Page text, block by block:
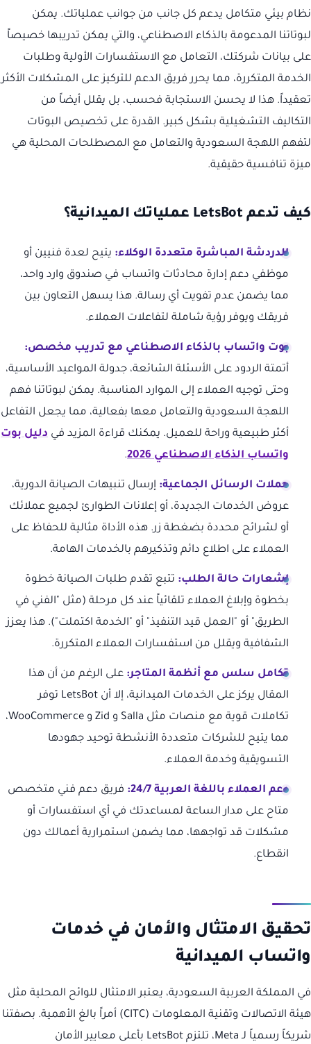
نظام بيئي متكامل يدعم كل جانب من جوانب عملياتك. يمكن
لبوتاتنا المدعومة بالذكاء الاصطناعي، والتي يمكن تدريبها خصيصاً
على بيانات شركتك، التعامل مع الاستفسارات الأولية وطلبات
الخدمة المتكررة، مما يحرر فريق الدعم للتركيز على المشكلات الأكثر
تعقيداً. هذا لا يحسن الاستجابة فحسب، بل يقلل أيضاً من
التكاليف التشغيلية بشكل كبير. القدرة على تخصيص البوتات
لتفهم اللهجة السعودية والتعامل مع المصطلحات المحلية هي
ميزة تنافسية حقيقية.
كيف تدعم LetsBot عملياتك الميدانية؟
الدردشة المباشرة متعددة الوكلاء: يتيح لعدة فنيين أو
موظفي دعم إدارة محادثات واتساب في صندوق وارد واحد،
مما يضمن عدم تفويت أي رسالة. هذا يسهل التعاون بين
فريقك ويوفر رؤية شاملة لتفاعلات العملاء.
بوت واتساب بالذكاء الاصطناعي مع تدريب مخصص:
أتمتة الردود على الأسئلة الشائعة، جدولة المواعيد الأساسية،
وحتى توجيه العملاء إلى الموارد المناسبة. يمكن لبوتاتنا فهم
اللهجة السعودية والتعامل معها بفعالية، مما يجعل التفاعل
أكثر طبيعية وراحة للعميل. يمكنك قراءة المزيد في دليل بوت
واتساب الذكاء الاصطناعي 2026
.
حملات الرسائل الجماعية: إرسال تنبيهات الصيانة الدورية،
عروض الخدمات الجديدة، أو إعلانات الطوارئ لجميع عملائك
أو لشرائح محددة بضغطة زر. هذه الأداة مثالية للحفاظ على
العملاء على اطلاع دائم وتذكيرهم بالخدمات الهامة.
إشعارات حالة الطلب: تتبع تقدم طلبات الصيانة خطوة
بخطوة وإبلاغ العملاء تلقائياً عند كل مرحلة (مثل "الفني في
الطريق" أو "العمل قيد التنفيذ" أو "الخدمة اكتملت"). هذا يعزز
الشفافية ويقلل من استفسارات العملاء المتكررة.
تكامل سلس مع أنظمة المتاجر: على الرغم من أن هذا
المقال يركز على الخدمات الميدانية، إلا أن LetsBot توفر
تكاملات قوية مع منصات مثل Salla و Zid و WooCommerce،
مما يتيح للشركات متعددة الأنشطة توحيد جهودها
التسويقية وخدمة العملاء.
دعم العملاء باللغة العربية 24/7:
فريق دعم فني متخصص
متاح على مدار الساعة لمساعدتك في أي استفسارات أو
مشكلات قد تواجهها، مما يضمن استمرارية أعمالك دون
انقطاع.
تحقيق الامتثال والأمان في خدمات
واتساب الميدانية
في المملكة العربية السعودية، يعتبر الامتثال للوائح المحلية مثل
هيئة الاتصالات وتقنية المعلومات (CITC) أمراً بالغ الأهمية. بصفتنا
شريكاً رسمياً لـ Meta، تلتزم LetsBot بأعلى معايير الأمان